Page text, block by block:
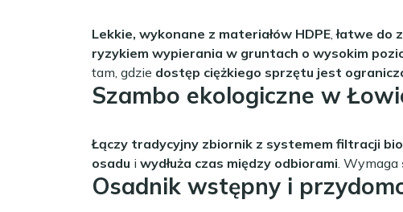
Lekkie, wykonane z materiałów HDPE ,łatwe do
ryzykiem wypierania w gruntach o wysokim
tam, gdzie dostęp ciężkiego sprzętu jest
Szambo ekologiczne w
Łączy tradycyjny zbiornik z systemem filtracji
osadu i wydłuża czas między odbiorami . Wymaga
Osadnik wstępny i